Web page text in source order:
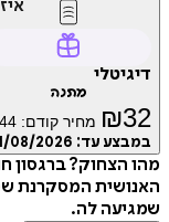
דיגיטלי
מתנה
₪32 מחיר קודם: 44
במבצע עד: 08/2026
מהו הצחוק? ברגסון
האנושית המסקרנת
שמגיעה לה.